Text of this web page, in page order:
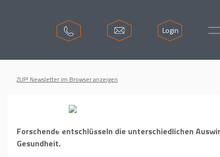
Login
ZUP! Newsletter im Browser anzeigen
Morgensport vs.
Forschende entschlüsseln die unterschiedlichen
Gesundheit.